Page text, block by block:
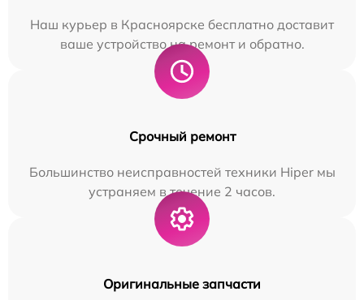
Наш курьер в Красноярске бесплатно доставит
ваше устройство на ремонт и обратно.
Срочный ремонт
Большинство неисправностей техники Hiper мы
устраняем в течение 2 часов.
Оригинальные запчасти